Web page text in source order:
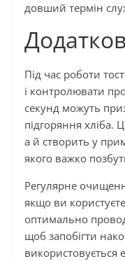
довший термін
Під час роботи
і контролювати
секунд можуть
підгоряння хліба.
а й створить у
якого важко
Регулярне
якщо ви
оптимально
щоб запобігти
використовується